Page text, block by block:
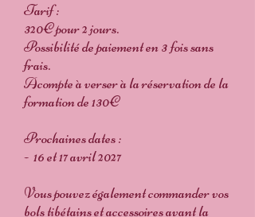
Tarif :
320€ pour 2 jours.
Possibilité de paiement en 3 fois sans
frais.
Acompte à verser à la réservation de la
formation de 130€
Prochaines dates :
- 16 et 17 avril 2027
Vous pouvez également commander vos
bols tibétains et accessoires avant la